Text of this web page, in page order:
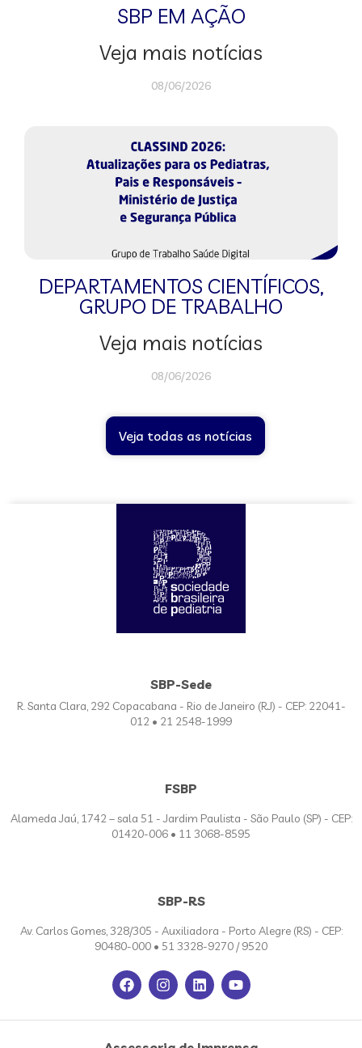
SBP EM AÇÃO
Veja mais notícias
08/06/2026
DEPARTAMENTOS CIENTÍFICOS,
GRUPO DE TRABALHO
Veja mais notícias
08/06/2026
Veja todas as notícias
SBP-Sede
R. Santa Clara, 292 Copacabana - Rio de Janeiro (RJ) - CEP: 22041-
012 • 21 2548-1999
FSBP
Alameda Jaú, 1742 – sala 51 - Jardim Paulista - São Paulo (SP) - CEP:
01420-006 • 11 3068-8595
SBP-RS
Av. Carlos Gomes, 328/305 - Auxiliadora - Porto Alegre (RS) - CEP:
90480-000 • 51 3328-9270 / 9520